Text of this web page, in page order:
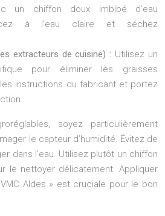
un chiffon doux imbibé d’eau
à l’eau claire et séchez
extracteurs de cuisine) : Utilisez un
pour éliminer les graisses
instructions du fabricant et portez
soyez particulièrement
le capteur d’humidité. Évitez de
dans l’eau. Utilisez plutôt un chiffon
le nettoyer délicatement. Appliquer
Aldes » est cruciale pour le bon